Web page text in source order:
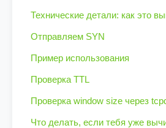
Технические детали: как это
Отправляем SYN
Пример использования
Проверка TTL
Проверка window size через
Что делать, если тебя уже